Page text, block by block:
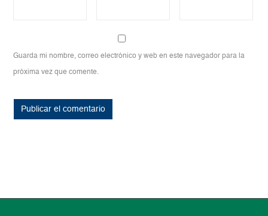
Guarda mi nombre, correo electrónico y web en este navegador para la
próxima vez que comente.